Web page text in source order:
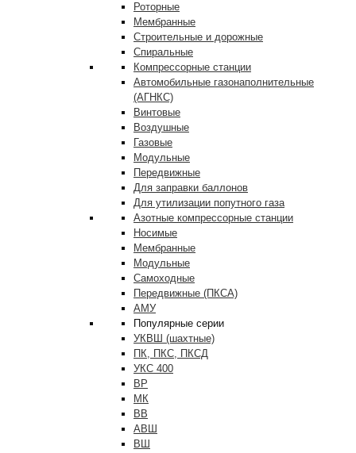
Роторные
Мембранные
Строительные и дорожные
Спиральные
Компрессорные станции
Автомобильные газонаполнительные
(АГНКС)
Винтовые
Воздушные
Газовые
Модульные
Передвижные
Для заправки баллонов
Для утилизации попутного газа
Азотные компрессорные станции
Носимые
Мембранные
Модульные
Самоходные
Передвижные (ПКСА)
АМУ
Популярные серии
УКВШ (шахтные)
ПК, ПКС, ПКСД
УКС 400
ВР
МК
ВВ
АВШ
ВШ